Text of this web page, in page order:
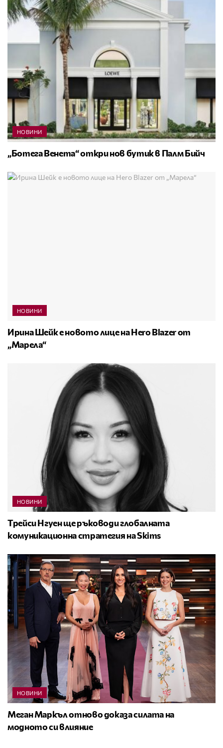
НОВИНИ
„Ботега Венета“ откри нов бутик в Палм Бийч
НОВИНИ
Ирина Шейк е новото лице на Hero Blazer от
„Марела“
НОВИНИ
Трейси Нгуен ще ръководи глобалната
комуникационна стратегия на Skims
НОВИНИ
Меган Маркъл отново доказа силата на
модното си влияние